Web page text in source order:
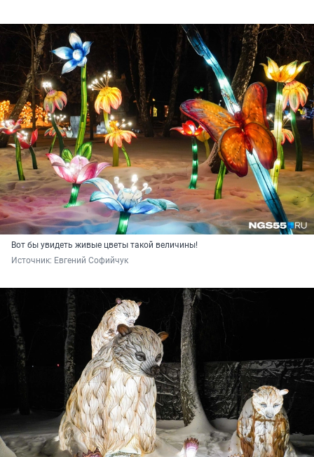
Вот бы увидеть живые цветы такой величины!
Источник: Евгений Софийчук